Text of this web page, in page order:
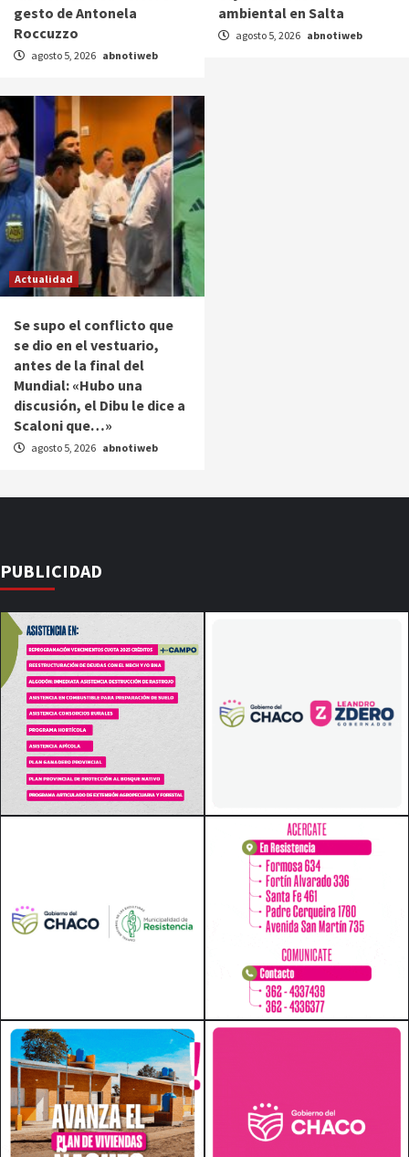
gesto de Antonela
Roccuzzo
agosto 5, 2026 abnotiweb
ambiental en Salta
agosto 5, 2026 abnotiweb
Actualidad
Se supo el conflicto que
se dio en el vestuario,
antes de la final del
Mundial: «Hubo una
discusión, el Dibu le dice a
Scaloni que…»
agosto 5, 2026 abnotiweb
PUBLICIDAD